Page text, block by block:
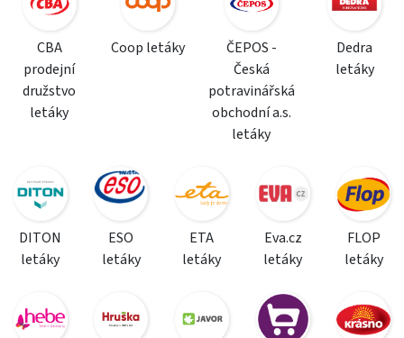
CBA
prodejní
družstvo
letáky
Coop letáky
ČEPOS -
Česká
potravinářská
obchodní a.s.
letáky
Dedra
letáky
DITON
letáky
ESO
letáky
ETA
letáky
Eva.cz
letáky
FLOP
letáky